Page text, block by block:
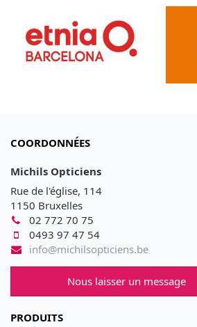
COORDONNÉES
Michils Opticiens
Rue de l'église, 114
1150 Bruxelles
02 772 70 75
0493 97 47 54
info@michilsopticiens.be
Nous laisser un message
PRODUITS